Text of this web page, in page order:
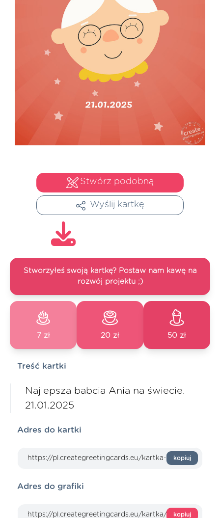
Stwórz podobną
Wyślij kartkę
Stworzyłeś swoją kartkę? Postaw nam kawę na
rozwój projektu ;)
7 zł 20 zł 50 zł
Treść kartki
Najlepsza babcia Ania na świecie.
21.01.2025
Adres do kartki
kopiuj
Adres do grafiki
kopiuj